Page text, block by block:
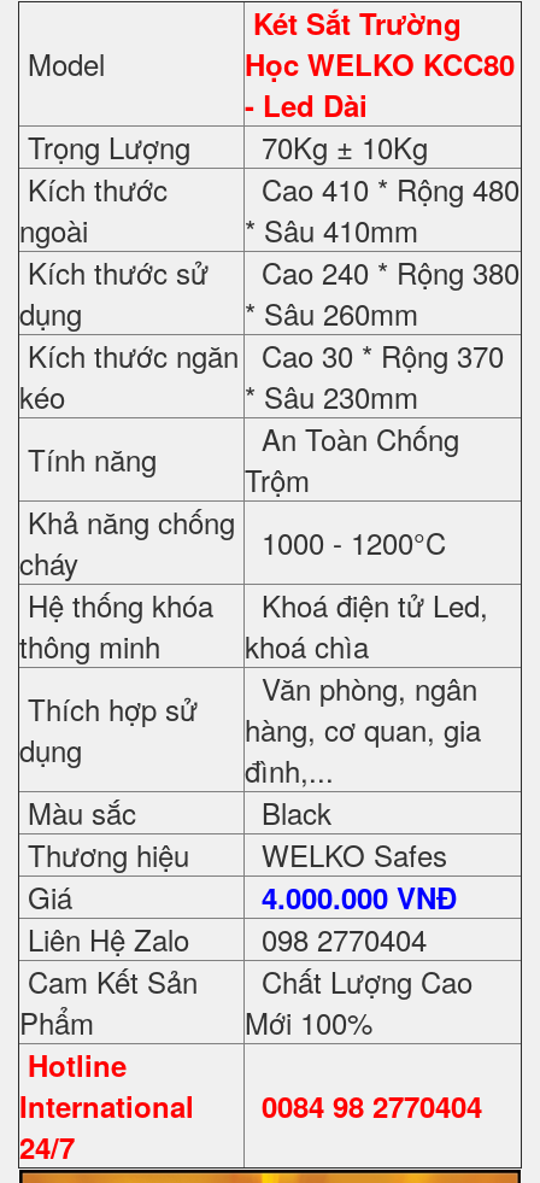
Model
Két Sắt Trường
Học WELKO KCC80
- Led Dài
Trọng Lượng
70Kg ± 10Kg
Kích thước
ngoài
Cao 410 * Rộng 480
* Sâu 410mm
Kích thước sử
dụng
Cao 240 * Rộng 380
* Sâu 260mm
Kích thước ngăn
kéo
Cao 30 * Rộng 370
* Sâu 230mm
Tính năng
An Toàn Chống
Trộm
Khả năng chống
cháy
1000 - 1200°C
Hệ thống khóa
thông minh
Khoá điện tử Led,
khoá chìa
Thích hợp sử
dụng
Văn phòng, ngân
hàng, cơ quan, gia
đình,...
Màu sắc
Black
Thương hiệu
WELKO Safes
Giá
4.000.000 VNĐ
Liên Hệ Zalo
098 2770404
Cam Kết Sản
Phẩm
Chất Lượng Cao
Mới 100%
Hotline
International
24/7
0084 98 2770404